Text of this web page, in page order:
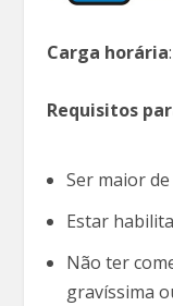
Carga horária
Requisitos
Ser maior
Estar
Não ter
gravíssima